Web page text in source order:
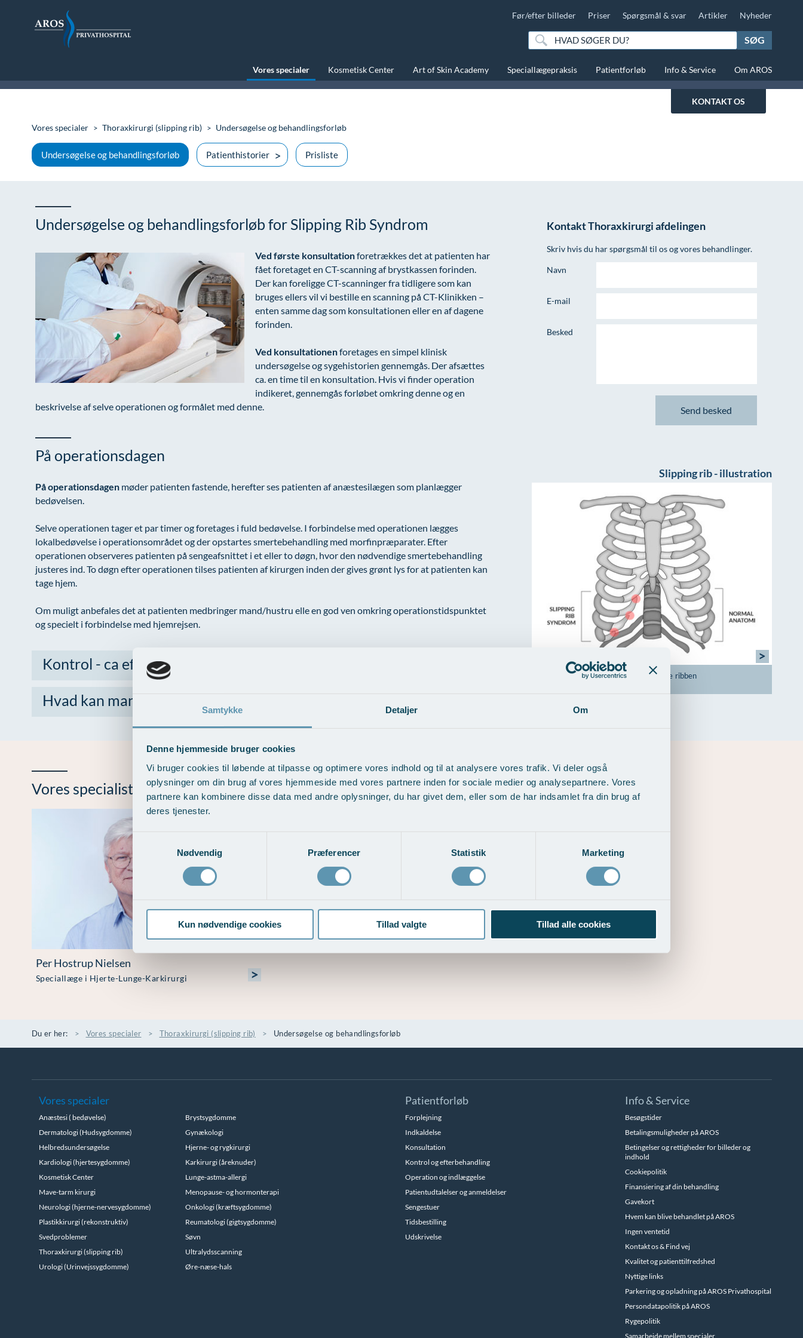
Samtykke Detaljer Om
Denne hjemmeside bruger cookies
Vi bruger cookies til løbende at tilpasse og optimere vores indhold og til at analysere vores trafik. Vi deler også
oplysninger om din brug af vores hjemmeside med vores partnere inden for sociale medier og analysepartnere. Vores
partnere kan kombinere disse data med andre oplysninger, du har givet dem, eller som de har indsamlet fra din brug af
deres tjenester.
Samtykkevalg
Nødvendig
Præferencer Statistik Marketing
Kun nødvendige cookies Tillad valgte Tillad alle cookies
Før/efter billeder Priser Spørgsmål & svar Artikler Nyheder
SØG
Vores specialer Kosmetisk Center Art of Skin Academy Speciallægepraksis Patientforløb Info & Service Om AROS
KONTAKT OS
Vores specialer Thoraxkirurgi (slipping rib) Undersøgelse og behandlingsforløb
Undersøgelse og behandlingsforløb Patienthistorier Prisliste
Undersøgelse og behandlingsforløb for Slipping Rib Syndrom
Ved første konsultationforetrækkes det at patienten har
fået foretaget en CT-scanning af brystkassen forinden.
Der kan foreligge CT-scanninger fra tidligere som kan
bruges ellers vil vi bestille en scanning på CT-Klinikken –
enten samme dag som konsultationen eller en af dagene
forinden.
Ved konsultationenforetages en simpel klinisk
undersøgelse og sygehistorien gennemgås. Der afsættes
ca. en time til en konsultation. Hvis vi finder operation
indikeret, gennemgås forløbet omkring denne og en
beskrivelse af selve operationen og formålet med denne.
På operationsdagen
På operationsdagenmøder patienten fastende, herefter ses patienten af anæstesilægen som planlægger
bedøvelsen.
Selve operationen tager et par timer og foretages i fuld bedøvelse. I forbindelse med operationen lægges
lokalbedøvelse i operationsområdet og der opstartes smertebehandling med morfinpræparater. Efter
operationen observeres patienten på sengeafsnittet i et eller to døgn, hvor den nødvendige smertebehandling
justeres ind. To døgn efter operationen tilses patienten af kirurgen inden der gives grønt lys for at patienten kan
tage hjem.
Om muligt anbefales det at patienten medbringer mand/hustru elle en god ven omkring operationstidspunktet
og specielt i forbindelse med hjemrejsen.
Kontrol - ca efter 14 dage
Hvad kan man forvente efter operation?
Kontakt Thoraxkirurgi afdelingen
Skriv hvis du har spørgsmål til os og vores behandlinger.
Navn
E-mail
Besked
Slipping rib - illustration
>
Til venstre ses "Slipped" 8 til 10-ende ribben
Vores specialist
Per Hostrup Nielsen
Speciallæge i Hjerte-Lunge-Karkirurgi >
Du er her: Vores specialer Thoraxkirurgi (slipping rib) Undersøgelse og behandlingsforløb
Vores specialer
Anæstesi ( bedøvelse)
Brystsygdomme
Dermatologi (Hudsygdomme)
Gynækologi
Helbredsundersøgelse
Hjerne- og rygkirurgi
Kardiologi (hjertesygdomme)
Karkirurgi (åreknuder)
Kosmetisk Center
Lunge-astma-allergi
Mave-tarm kirurgi
Menopause- og hormonterapi
Neurologi (hjerne-nervesygdomme)
Onkologi (kræftsygdomme)
Plastikkirurgi (rekonstruktiv)
Reumatologi (gigtsygdomme)
Svedproblemer
Søvn
Thoraxkirurgi (slipping rib)
Ultralydsscanning
Urologi (Urinvejssygdomme)
Øre-næse-hals
Patientforløb
Forplejning
Indkaldelse
Konsultation
Kontrol og efterbehandling
Operation og indlæggelse
Patientudtalelser og anmeldelser
Sengestuer
Tidsbestilling
Udskrivelse
Info & Service
Besøgstider
Betalingsmuligheder på AROS
Betingelser og rettigheder for billeder og
indhold
Cookiepolitik
Finansiering af din behandling
Gavekort
Hvem kan blive behandlet på AROS
Ingen ventetid
Kontakt os & Find vej
Kvalitet og patienttilfredshed
Nyttige links
Parkering og opladning på AROS Privathospital
Persondatapolitik på AROS
Rygepolitik
Samarbejde mellem specialer